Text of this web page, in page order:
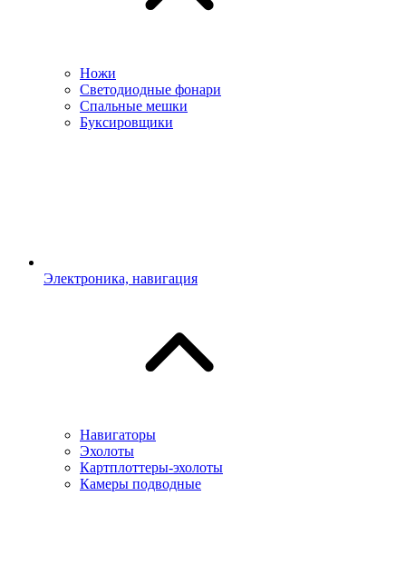
Ножи
Светодиодные фонари
Спальные мешки
Буксировщики
Электроника, навигация
Навигаторы
Эхолоты
Картплоттеры-эхолоты
Камеры подводные